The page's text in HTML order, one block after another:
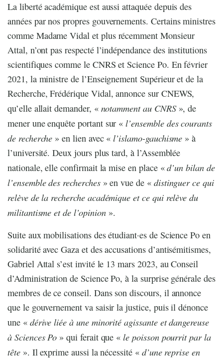
La liberté académique est aussi attaquée depuis des
années par nos propres gouvernements. Certains ministres
comme Madame Vidal et plus récemment Monsieur
Attal, n’ont pas respectél’indépendance des institutions
scientifiques comme le CNRS et Science Po. En février
2021, la ministre de l’Enseignement Supérieur et de la
Recherche, Frédérique Vidal, annonce sur CNEWS,
qu’elle allait demander, « notamment au CNRS», de
mener une enquête portant sur «l’ensemble des courants
de recherche » en lien avec «l’islamo-gauchisme » à
l’université. Deux jours plus tard, à l’Assemblée
nationale, elle confirmait la mise en place «d’un bilan de
l’ensemble des recherches» en vue de « distinguer ce qui
relève de la recherche académique et ce qui relève du
militantisme et de l’opinion».
Suite aux mobilisations des étudiant·es de Science Po en
solidarité avec Gaza et des accusations d’antisémitismes,
Gabriel Attal s’est invité le 13 mars 2023, au Conseil
d’Administration de Science Po, à la surprise générale des
membres de ce conseil. Dans son discours, il annonce
que le gouvernement va saisir la justice, puis il dénonce
une « dérive liée à une minorité agissante et dangereuse
à Sciences Po » qui ferait que «le poisson pourrit par la
tête». Il exprime aussi la nécessité « d’une reprise en